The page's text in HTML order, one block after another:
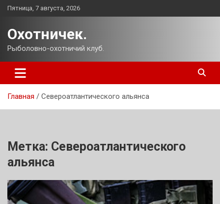
Перейти
Пятница, 7 августа, 2026
Охотничек.
Рыболовно-охотничий клуб.
Главная Североатлантического альянса
Метка: Североатлантического
альянса